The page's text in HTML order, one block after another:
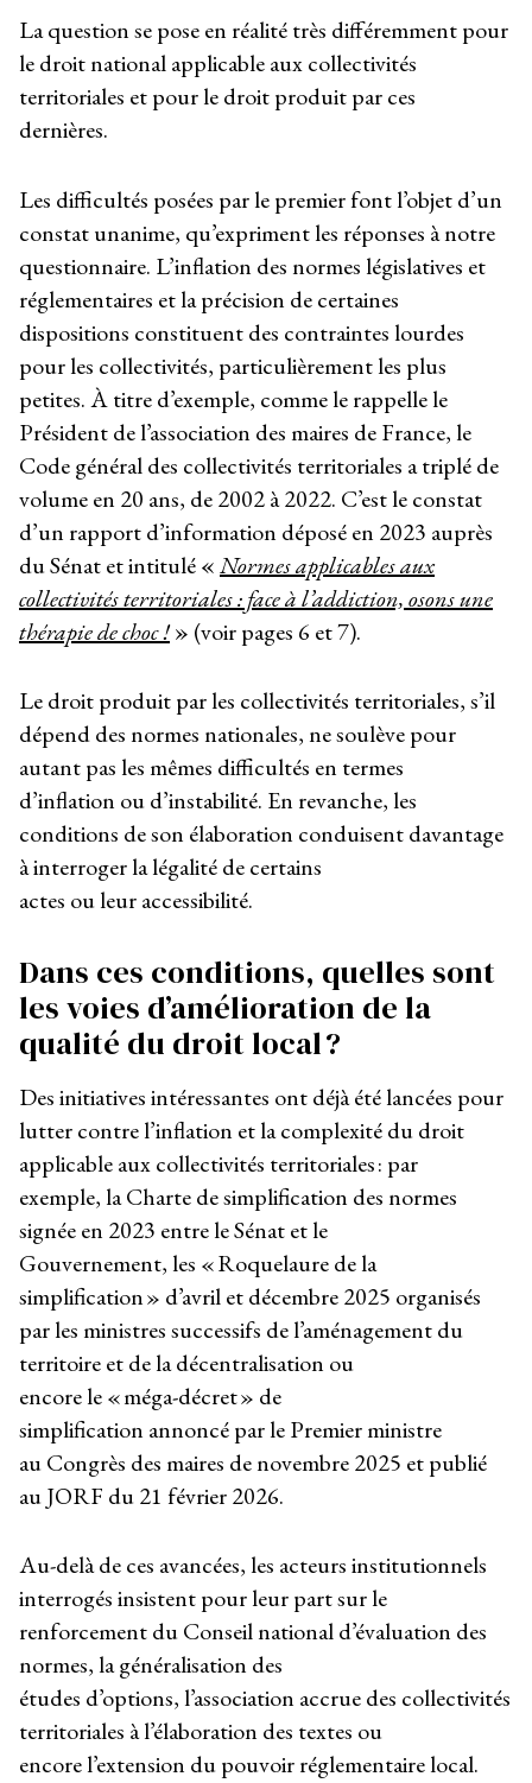
La question se pose en réalité très différemment pour
le droit national applicable aux collectivités
territoriales et pour le droit produit par ces
dernières.
Les difficultés posées par le premier font l’objet d’un
constat unanime, qu’expriment les réponses à notre
questionnaire. L’inflation des normes législatives et
réglementaires et la précision de certaines
dispositions constituent des contraintes lourdes
pour les collectivités, particulièrement les plus
petites. À titre d’exemple, comme le rappelle le
Président de l’association des maires de France, le
Code général des collectivités territoriales a triplé de
volume en 20 ans, de 2002 à 2022. C’est le constat
d’un rapport d’information déposé en 2023 auprès
du Sénat et intitulé«Normes applicables aux
collectivités territoriales : face à l’addiction, osons une
thérapie de choc !» (voir pages 6 et 7).
Le droit produit par les collectivités territoriales, s’il
dépend des normes nationales, ne soulève pour
autant pas les mêmes difficultés en termes
d’inflation ou d’instabilité. En revanche, les
conditions de son élaboration conduisent davantage
à interroger la légalité de certains
actes ou leur accessibilité.
Dans ces conditions, quelles sont
les voies d’amélioration de la
qualité du droit local ?
Des initiatives intéressantes ont déjà été lancées pour
lutter contre l’inflation et la complexité du droit
applicable aux collectivités territoriales : par
exemple, la Charte de simplification des normes
signée en 2023 entre le Sénat et le
Gouvernement, les « Roquelaure de la
simplification » d’avril et décembre 2025 organisés
par les ministres successifs de l’aménagement du
territoire et de la décentralisation ou
encore le « méga-décret » de
simplification annoncé par le Premier ministre
au Congrès des maires de novembre 2025 et publié
au JORF du 21 février 2026.
Au-delà de ces avancées, les acteurs institutionnels
interrogés insistent pour leur part sur le
renforcement du Conseil national d’évaluation des
normes, la généralisation des
études d’options, l’association accrue des collectivités
territoriales à l’élaboration des textes ou
encore l’extension du pouvoir réglementaire local.